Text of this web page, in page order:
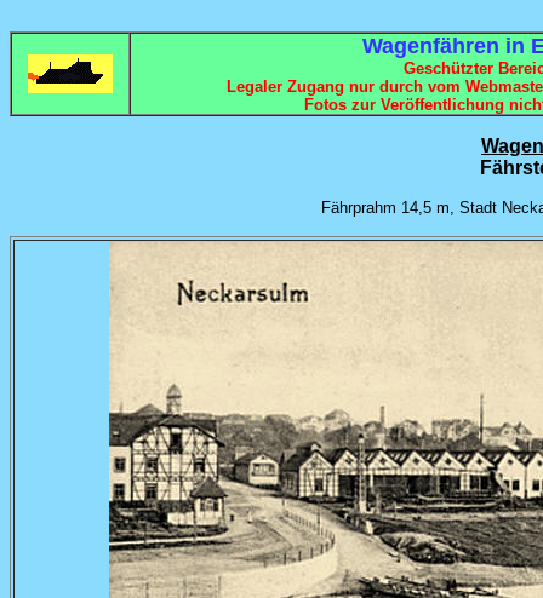
Wagenfähren in
Geschützter
Legaler Zugang nur durch vom
Fotos zur Veröffentlichung
Fährprahm 14,5 m, Stadt